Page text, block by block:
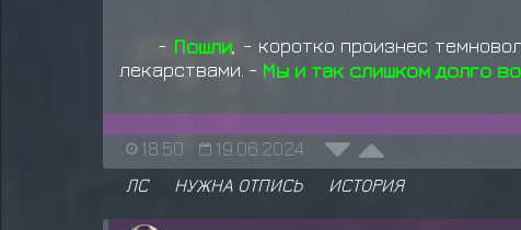
- Пошли , - коротко произнес
лекарствами. - Мы и так слишком долго
18:50 19.06.2024
ЛС НУЖНА ОТПИСЬ ИСТОРИЯ